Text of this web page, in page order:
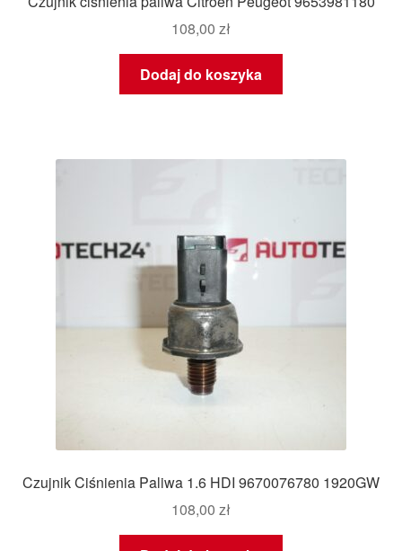
108,00 zł
Dodaj do koszyka
Czujnik Ciśnienia Paliwa 1.6 HDI 9670076780 1920GW
108,00 zł